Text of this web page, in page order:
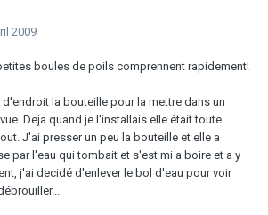
2009
boules de poils comprennent rapidement!
la bouteille pour la mettre dans un
Deja quand je l'installais elle était toute
J'ai presser un peu la bouteille et elle a
par l'eau qui tombait et s'est mi a boire et a y
j'ai decidé d'enlever le bol d'eau pour voir